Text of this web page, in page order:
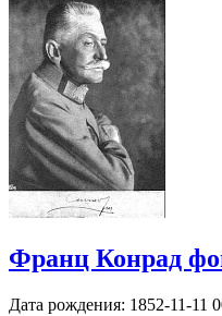
Франц Конрад
Дата рождения: 1852-11-11